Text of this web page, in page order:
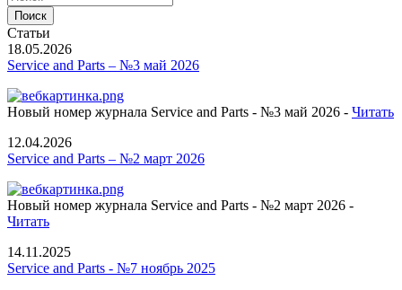
Статьи
18.05.2026
Service and Parts – №3 май 2026
Новый номер журнала Service and Parts - №3 май 2026 - Читать
12.04.2026
Service and Parts – №2 март 2026
Новый номер журнала Service and Parts - №2 март 2026 -
Читать
14.11.2025
Service and Parts - №7 ноябрь 2025